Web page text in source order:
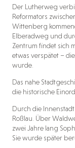
Der Lutherweg
Reformators
Wittenberg
Elberadweg und
Zentrum findet sich
etwas verspätet –
wurde.
Das nahe
die historische
Durch die
Roßlau. Über
zwei Jahre lang
Sie wurde später